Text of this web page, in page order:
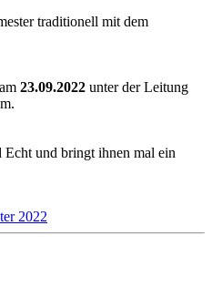
traditionell mit dem
23.09.2022 unter der Leitung
und bringt ihnen mal ein
2022